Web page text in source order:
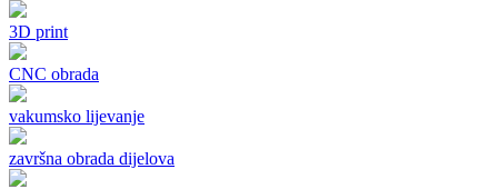
3D print
CNC obrada
vakumsko lijevanje
završna obrada dijelova